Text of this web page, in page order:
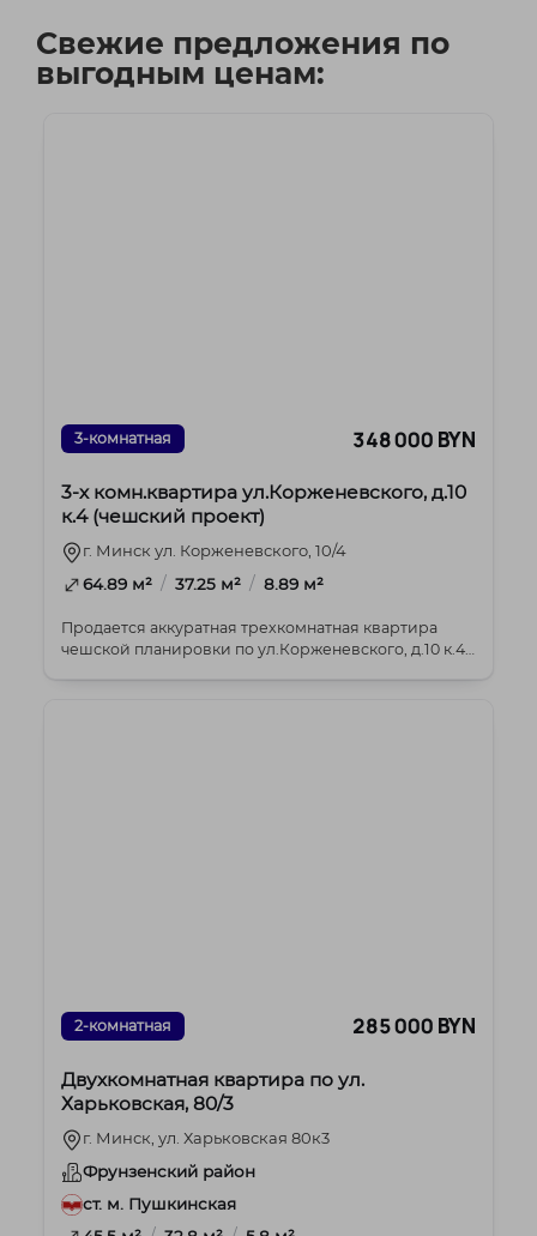
Свежие предложения по
выгодным ценам:
3-комнатная 348 000 BYN
3-х комн.квартира ул.Корженевского, д.10
к.4 (чешский проект)
г. Минск ул. Корженевского, 10/4
64.89 м² / 37.25 м² / 8.89 м²
Продается аккуратная трехкомнатная квартира
чешской планировки по ул.Корженевского, д.10 к.4
2-комнатная 285 000 BYN
Двухкомнатная квартира по ул.
Харьковская, 80/3
г. Минск, ул. Харьковская 80к3
Фрунзенский район
ст. м. Пушкинская